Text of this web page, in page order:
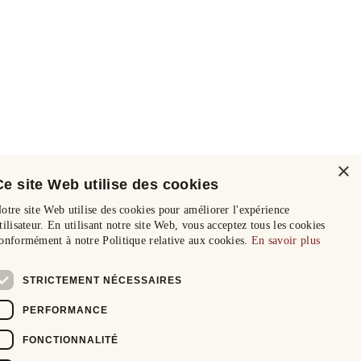
×
site Web utilise des cookies
site Web utilise des cookies pour améliorer l'expérience
En utilisant notre site Web, vous acceptez tous les cookies
à notre Politique relative aux cookies. En savoir plus
STRICTEMENT NÉCESSAIRES
PERFORMANCE
FONCTIONNALITÉ